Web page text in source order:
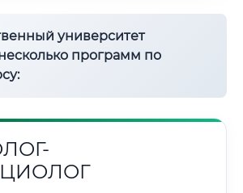
университет
программ по